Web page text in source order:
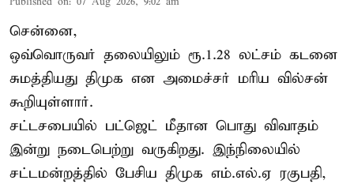
சென்னை,
ஒவ்வொருவர் தலையிலும் ரூ.1.28 லட்சம் கடனை
சுமத்தியது திமுக என அமைச்சர் மரிய வில்சன்
கூறியுள்ளார்.
சட்டசபையில் பட்ஜெட் மீதான பொது விவாதம்
இன்று நடைபெற்று வருகிறது. இந்நிலையில்
சட்டமன்றத்தில் பேசிய திமுக எம்.எல்.ஏ ரகுபதி,